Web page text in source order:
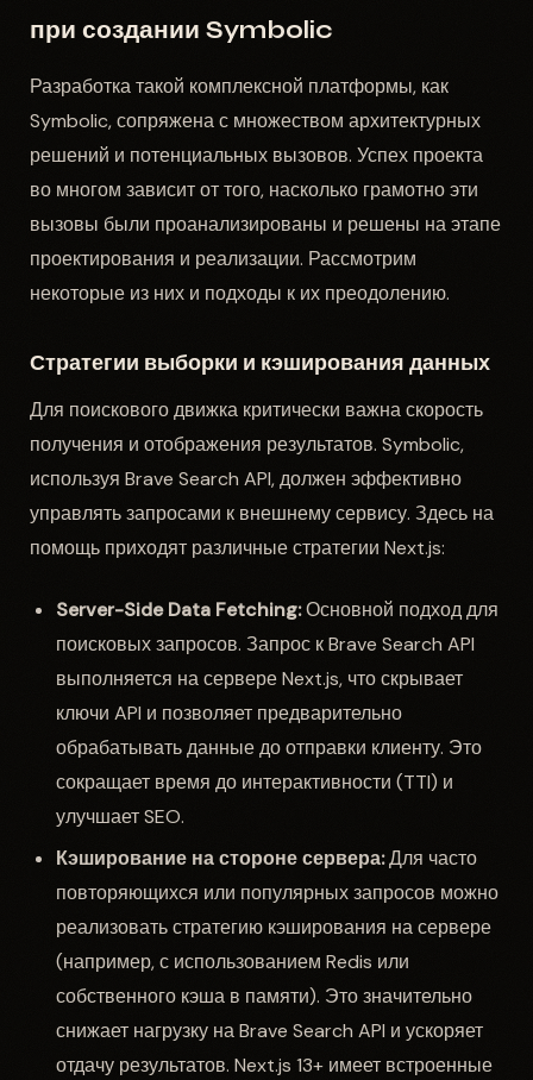
при создании Symbolic
Разработка такой комплексной платформы, как
Symbolic, сопряжена с множеством архитектурных
решений и потенциальных вызовов. Успех проекта
во многом зависит от того, насколько грамотно эти
вызовы были проанализированы и решены на этапе
проектирования и реализации. Рассмотрим
некоторые из них и подходы к их преодолению.
Стратегии выборки и кэширования данных
Для поискового движка критически важна скорость
получения и отображения результатов. Symbolic,
используя Brave Search API, должен эффективно
управлять запросами к внешнему сервису. Здесь на
помощь приходят различные стратегии Next.js:
Server-Side Data Fetching:Основной подход для
поисковых запросов. Запрос к Brave Search API
выполняется на сервере Next.js, что скрывает
ключи API и позволяет предварительно
обрабатывать данные до отправки клиенту. Это
сокращает время до интерактивности (TTI) и
улучшает SEO.
Кэширование на стороне сервера:Для часто
повторяющихся или популярных запросов можно
реализовать стратегию кэширования на сервере
(например, с использованием Redis или
собственного кэша в памяти). Это значительно
снижает нагрузку на Brave Search API и ускоряет
отдачу результатов. Next.js 13+ имеет встроенные